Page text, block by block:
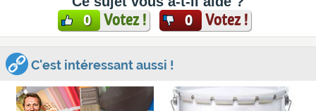
0 Votez ! 0 Votez !
C'est intéressant aussi !